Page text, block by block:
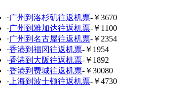
·广州到洛杉矶往返机票-￥3670
·广州到雅加达往返机票-￥1100
·广州到名古屋往返机票-￥2354
·香港到福冈往返机票-￥1954
·香港到大阪往返机票-￥1892
·香港到费城往返机票-￥30080
·上海到波士顿往返机票-￥4730